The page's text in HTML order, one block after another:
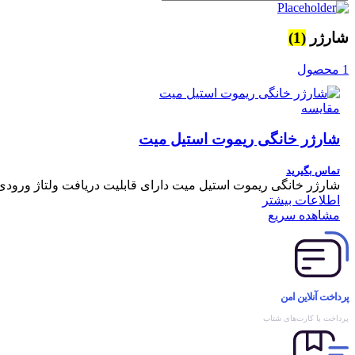
شارژر (1)
1 محصول
مقایسه
شارژر خانگی ریموت استیل میت
تماس بگیرید
شارژر خانگی ریموت استیل میت دارای قابلیت دریافت ولتاژ ورودی 100 تا 220 ولت ( خروجی 150 میلی آمپر ) مناسب شارژ ریموتهایی است که ورودی شارژر آنها از نوع سوزنی
اطلاعات بیشتر
مشاهده سریع
پرداخت آنلاین امن
پرداخت با کارت‌های شتاب